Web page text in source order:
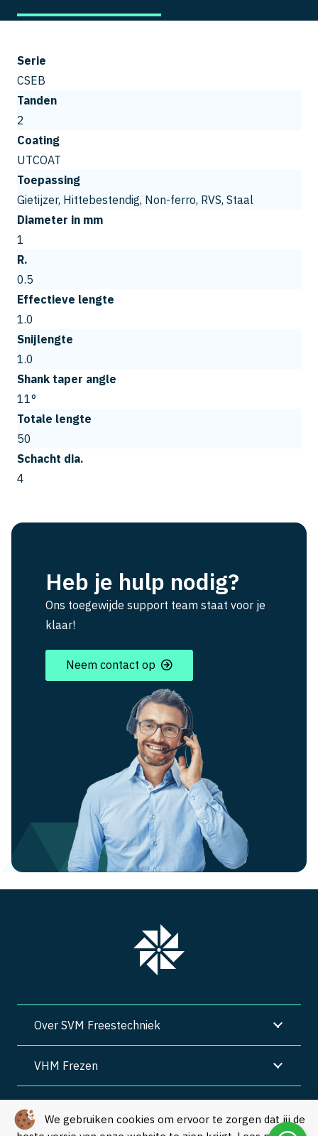
We gebruiken cookies om ervoor te zorgen dat jij de
Serie
CSEB
Tanden
2
Coating
UTCOAT
Toepassing
Gietijzer, Hittebestendig, Non-ferro, RVS, Staal
Diameter in mm
1
R.
0.5
Effectieve lengte
1.0
Snijlengte
1.0
Shank taper angle
11°
Totale lengte
50
Schacht dia.
4
Heb je hulp nodig?
Ons toegewijde support team staat voor je
klaar!
Neem contact op
Over SVM Freestechniek
VHM Frezen